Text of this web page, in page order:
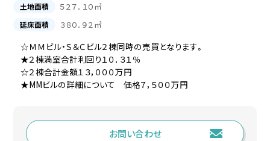
土地面積 ５２７．１０㎡
延床面積 ３８０．９２㎡
☆ＭＭビル・Ｓ＆Ｃビル２棟同時の売買となります。
★２棟満室合計利回り１０．３１％
☆２棟合計金額１３，０００万円
★MMビルの詳細について 価格７，５００万円
お問い合わせ